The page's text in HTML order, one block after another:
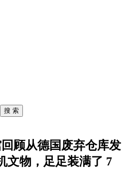
搜 索
顾从德国废弃仓库发
文物，足足装满了 7